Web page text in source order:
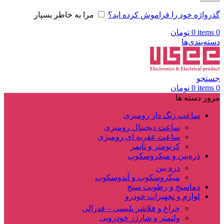
گذرواژه خود را فراموش کرده اید؟ مرا به خاطر بسپار
0
items
0 تومان
دسته‌بندی‌ها
جستجو
0
items
0 تومان
مرور دسته ها
ساعت زنگ دار رومیزی
ساعت دیجیتال رومیزی
ساعت عقربه ای رومیزی
کرنومتر و تایمر
ذره‌بین و میکروسکوپ
ذره بین
میکروسکوپ و آندوسکوپ
دماسنج و رطوبت سنج
لوازم و تجهیزات خودرو
چراغ و فلاشر پلیسی – فدرالی
ولتمتر و شارژر خودرویی